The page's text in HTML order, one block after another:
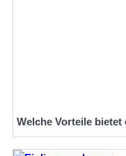
Welche Vorteile